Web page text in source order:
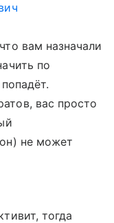
вам назначали
по
вас просто
не может
тогда